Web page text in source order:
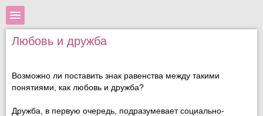
Любовь и дружба
Возможно ли поставить знак равенства между такими
понятиями, как любовь и дружба?
Дружба, в первую очередь, подразумевает социально-